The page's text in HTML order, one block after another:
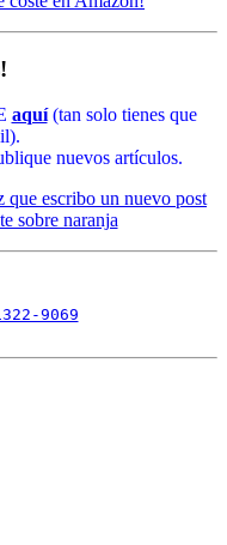
aquí(tan solo tienes que
nuevos artículos.
9069